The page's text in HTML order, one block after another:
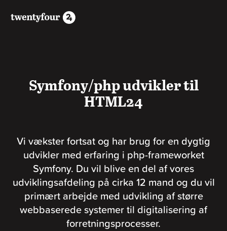
Symfony/php udvikler til
HTML24
Vi vækster fortsat og har brug for en dygtig
udvikler med erfaring i php-frameworket
Symfony. Du vil blive en del af vores
udviklingsafdeling på cirka 12 mand og du vil
primært arbejde med udvikling af større
webbaserede systemer til digitalisering af
forretningsprocesser.